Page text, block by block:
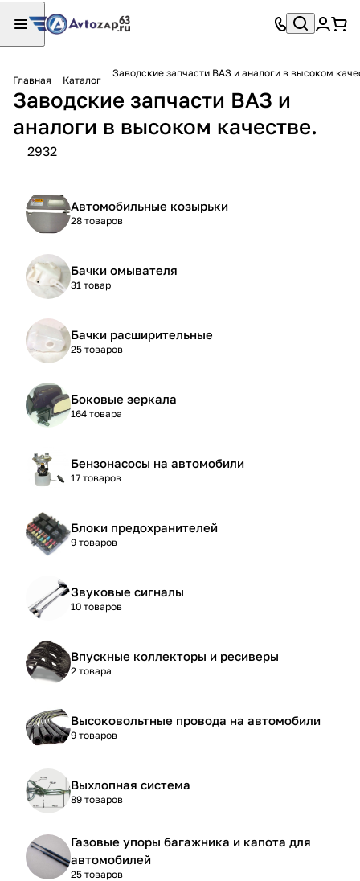
Главная Каталог
Заводские запчасти ВАЗ и аналоги в высоком
Заводские запчасти ВАЗ и
аналоги в высоком качестве.
2932
Автомобильные козырьки
28 товаров
Бачки омывателя
31 товар
Бачки расширительные
25 товаров
Боковые зеркала
164 товара
Бензонасосы на автомобили
17 товаров
Блоки предохранителей
9 товаров
Звуковые сигналы
10 товаров
Впускные коллекторы и ресиверы
2 товара
Высоковольтные провода на автомобили
9 товаров
Выхлопная система
89 товаров
Газовые упоры багажника и капота для
автомобилей
25 товаров